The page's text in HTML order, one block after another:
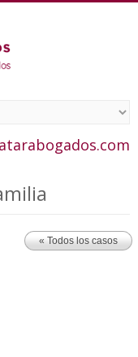
« Todos los casos